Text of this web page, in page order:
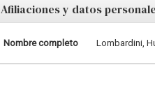
Afiliaciones y datos
Nombre completo Lombardini,